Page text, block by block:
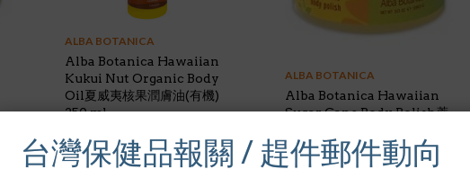
ALBA BOTANICA
Alba Botanica Hawaiian
Kukui Nut Organic Body
Oil夏威夷核果潤膚油(有機)
250 ml
$18.50
Original
price
was:
$ 14.86Current
price
is:
ALBA BOTANICA
Alba Botanica Hawaiian
Sugar Cane Body Polish蔗
$19.50Original
price
$15.49Current
price
台灣保健品報關 / 趕件郵件動向